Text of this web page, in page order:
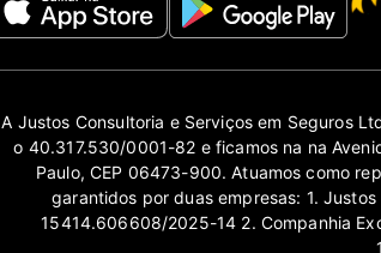
A Justos Consultoria e Serviços em Seguros
o 40.317.530/0001-82 e ficamos na na
Paulo, CEP 06473-900. Atuamos como
garantidos por duas empresas: 1. Justos
15414.606608/2025-14 2. Companhia